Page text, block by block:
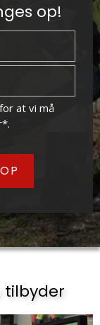
op!
at vi må
tilbyder